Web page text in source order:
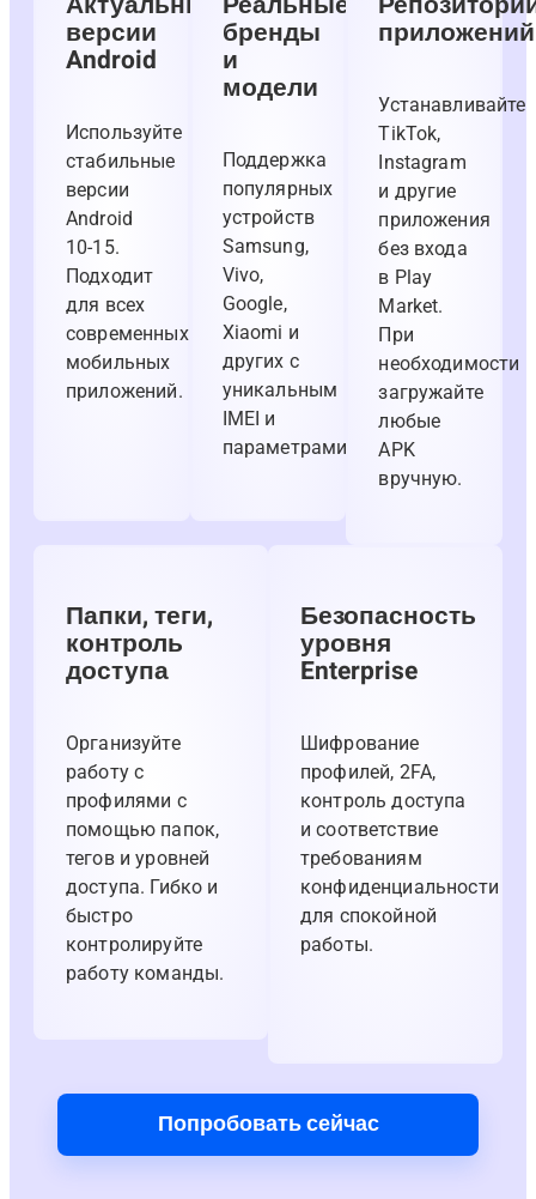
версии
Android
Используйте
стабильные
версии
Android
10-15.
Подходит
для всех
современных
мобильных
приложений.
бренды
и
модели
Поддержка
популярных
устройств
Samsung,
Vivo,
Google,
Xiaomi и
других с
уникальным
IMEI и
параметрами.
приложений
Устанавливайте
TikTok,
Instagram
и другие
приложения
без входа
в Play
Market.
При
необходимости
загружайте
любые
APK
вручную.
Папки, теги,
контроль
доступа
Организуйте
работу с
профилями с
помощью папок,
тегов и уровней
доступа. Гибко и
быстро
контролируйте
работу команды.
Безопасность
уровня
Enterprise
Шифрование
профилей, 2FA,
контроль доступа
и соответствие
требованиям
конфиденциальности
для спокойной
работы.
Попробовать сейчас